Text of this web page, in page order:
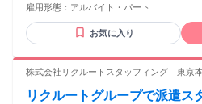
主婦･主夫歓迎（ブランクOK）
50％以上 ＊副業･WワークOK ＊
も応募可
業務上でビジネスメール、チャ
方 ＜OA使用場面＞ ・Teams：社内やりとり・社外オンライ
ン会議 ・Outlook：派遣スタッ
Word・PowerPointは入力・修正レベルで
コミュニケーションに自信があ
雇用形態： アルバイト・パート
お気に入り
株式会社リクルートスタッフィング 東京
リクルートグループで派遣ス